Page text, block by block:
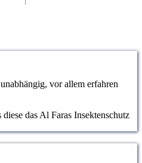
vor allem erfahren
das Al Faras Insektenschutz